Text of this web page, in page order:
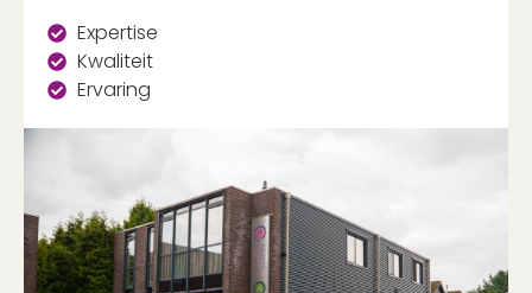
Expertise
Kwaliteit
Ervaring